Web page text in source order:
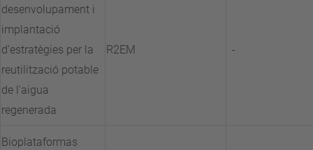
desenvolupament i
implantació
d’estratègies per la
reutilització potable
de l'aigua
regenerada
R2EM -
Bioplataformas